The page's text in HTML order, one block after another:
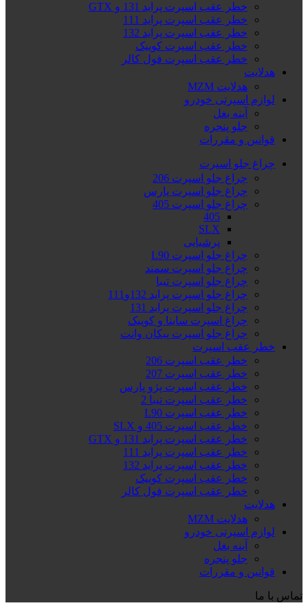
خطر عقب اسپرت پراید 131 و GTX
خطر عقب اسپرت پراید 111
خطر عقب اسپرت پراید 132
خطر عقب اسپرت کوییک
خطر عقب اسپرت فول کالر
هدلایت
هدلایت MZM
لوازم اسپرتی خودرو
آینه بغل
جلو پنجره
قوانین و مقررات
چراغ جلو اسپرت
چراغ جلو اسپرت 206
چراغ جلو اسپرت پارس
چراغ جلو اسپرت 405
405
SLX
پرشیایی
چراغ جلو اسپرت L90
چراغ جلو اسپرت سمند
چراغ جلو اسپرت تیبا
چراغ جلو اسپرت پراید 132و111
چراغ جلو اسپرت پراید 131
چراغ اسپرت ساینا و کوییک
چراغ جلو اسپرت پیکان وانت
خطر عقب اسپرت
خطر عقب اسپرت 206
خطر عقب اسپرت 207
خطر عقب اسپرت پژو پارس
خطر عقب اسپرت تیبا 2
خطر عقب اسپرت L90
خطر عقب اسپرت 405 و SLX
خطر عقب اسپرت پراید 131 و GTX
خطر عقب اسپرت پراید 111
خطر عقب اسپرت پراید 132
خطر عقب اسپرت کوییک
خطر عقب اسپرت فول کالر
هدلایت
هدلایت MZM
لوازم اسپرتی خودرو
آینه بغل
جلو پنجره
قوانین و مقررات
تماس با ما